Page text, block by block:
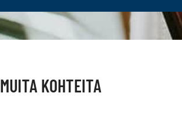
MUITA KOHTEITA